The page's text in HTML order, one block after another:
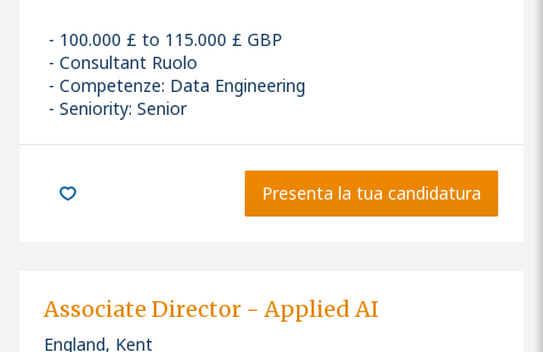
100.000 £ to 115.000 £ GBP
Consultant Ruolo
Competenze: Data Engineering
Seniority: Senior
Presenta la tua candidatura
Associate Director - Applied AI
England, Kent